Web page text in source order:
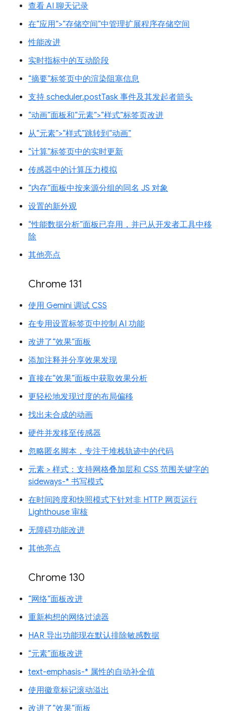
查看 AI 聊天记录
在“应用”>“存储空间”中管理扩展程序存储空间
性能改进
实时指标中的互动阶段
“摘要”标签页中的渲染阻塞信息
支持 scheduler.postTask 事件及其发起者箭头
“动画”面板和“元素”>“样式”标签页改进
从“元素”>“样式”跳转到“动画”
“计算”标签页中的实时更新
传感器中的计算压力模拟
“内存”面板中按来源分组的同名 JS 对象
设置的新外观
“性能数据分析”面板已弃用，并已从开发者工具中移
除
其他亮点
Chrome 131
使用 Gemini 调试 CSS
在专用设置标签页中控制 AI 功能
改进了“效果”面板
添加注释并分享效果发现
直接在“效果”面板中获取效果分析
更轻松地发现过度的布局偏移
找出未合成的动画
硬件并发移至传感器
忽略匿名脚本，专注于堆栈轨迹中的代码
元素 > 样式：支持网格叠加层和 CSS 范围关键字的
sideways-* 书写模式
在时间跨度和快照模式下针对非 HTTP 网页运行
Lighthouse 审核
无障碍功能改进
其他亮点
Chrome 130
“网络”面板改进
重新构想的网络过滤器
HAR 导出功能现在默认排除敏感数据
“元素”面板改进
text-emphasis-* 属性的自动补全值
使用徽章标记滚动溢出
改进了“效果”面板